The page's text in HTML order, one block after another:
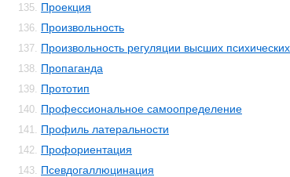
135. Проекция
136. Произвольность
137. Произвольность регуляции высших
138. Пропаганда
139. Прототип
140. Профессиональное самоопределение
141. Профиль латеральности
142. Профориентация
143. Псевдогаллюцинация